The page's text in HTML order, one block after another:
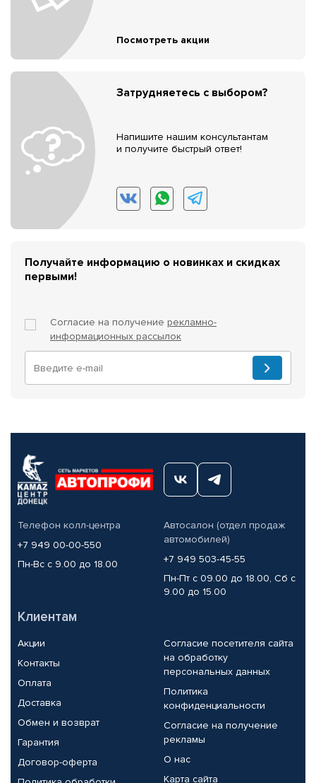
Посмотреть акции
Затрудняетесь с выбором?
Напишите нашим консультантам
и получите быстрый ответ!
Получайте информацию о новинках и скидках
первыми!
Согласие на получение рекламно-
информационных рассылок
Телефон колл-центра
+7 949 00-00-550
Пн-Вс с 9.00 до 18.00
Автосалон (отдел продаж
автомобилей)
+7 949 503-45-55
Пн-Пт с 09.00 до 18.00, Сб с
9.00 до 15.00
Клиентам
Акции
Контакты
Оплата
Доставка
Обмен и возврат
Гарантия
Договор-оферта
Согласие посетителя сайта
на обработку
персональных данных
Политика
конфиденциальности
Согласие на получение
рекламы
О нас
Карта сайта